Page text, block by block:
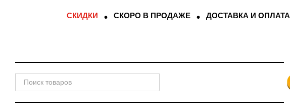
СКИДКИ СКОРО В ПРОДАЖЕ ДОСТАВКА И ОПЛАТА